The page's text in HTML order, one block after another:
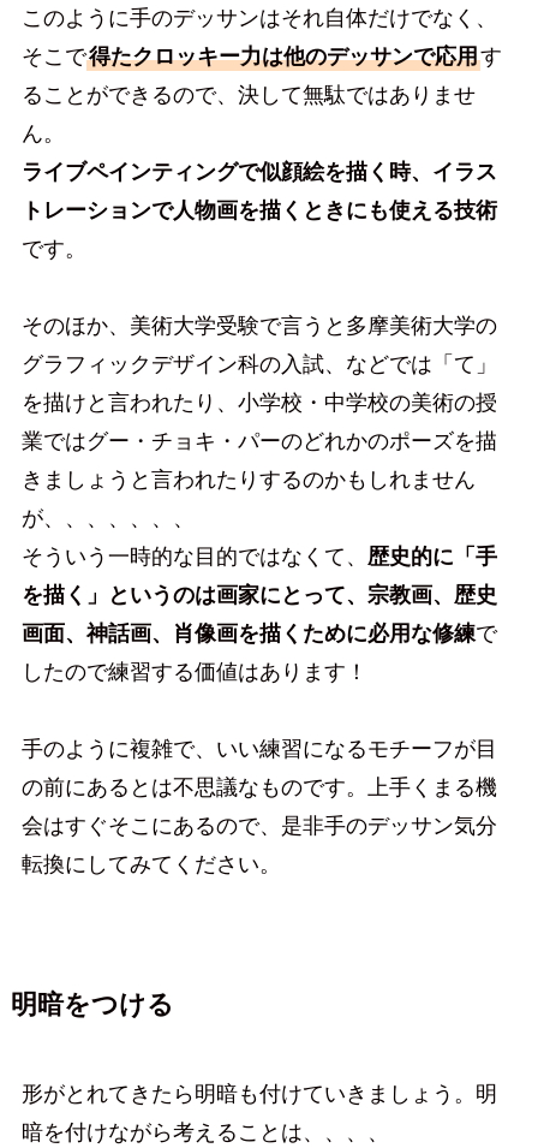
このように手のデッサンはそれ自体だけでなく、
そこで得たクロッキー力は他のデッサンで応用す
ることができるので、決して無駄ではありませ
ん。
ライブペインティングで似顔絵を描く時、イラス
トレーションで人物画を描くときにも使える技術
です。
そのほか、美術大学受験で言うと多摩美術大学の
グラフィックデザイン科の入試、などでは「て」
を描けと言われたり、小学校・中学校の美術の授
業ではグー・チョキ・パーのどれかのポーズを描
きましょうと言われたりするのかもしれません
が、、、、、、、
そういう一時的な目的ではなくて、 歴史的に「手
を描く」というのは画家にとって、宗教画、歴史
画面、神話画、肖像画を描くために必用な修練で
したので練習する価値はあります！
手のように複雑で、いい練習になるモチーフが目
の前にあるとは不思議なものです。上手くまる機
会はすぐそこにあるので、是非手のデッサン気分
転換にしてみてください。
明暗をつける
形がとれてきたら明暗も付けていきましょう。明
暗を付けながら考えることは、、、、